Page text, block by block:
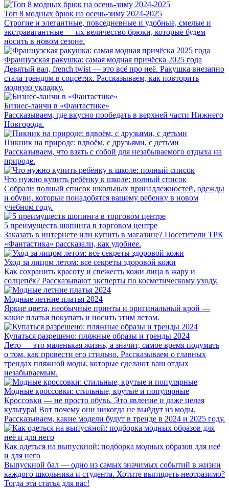
Топ 8 модных брюк на осень-зиму 2024-2025
Строгие и элегантные, повседневные и удобные, смелые и
экстравагантные — их величество брюки, которые будем
носить в новом сезоне.
Французская ракушка: самая модная причёска 2025 года
Девятый вал, french twist — это всё про неё. Ракушка внезапно
стала трендом в соцсетях. Рассказываем, как повторить
модную укладку.
Бизнес-ланчи в «Фантастике»
Рассказываем, где вкусно пообедать в верхней части Нижнего
Новгорода.
Пикник на природе: вдвоём, с друзьями, с детьми
Рассказываем, что взять с собой для незабываемого отдыха на
природе.
Что нужно купить ребёнку к школе: полный список
Собрали полный список школьных принадлежностей, одежды
и обуви, которые понадобятся вашему ребенку в новом
учебном году.
5 преимуществ шопинга в торговом центре
Заказать в интернете или купить в магазине? Посетители ТРК
«Фантастика»‎ рассказали, как удобнее.
Уход за лицом летом: все секреты здоровой кожи
Как сохранить красоту и свежесть кожи лица в жару и
солцепёк? Рассказывают эксперты по косметическому уходу.
Модные летние платья 2024
Яркие цвета, необычные принты и оригинальный крой —
какие платья покупать и носить этим летом.
Купаться разрешено: пляжные образы и тренды 2024
Лето — это маленькая жизнь, а значит, самое время подумать
о том, как провести его стильно. Рассказываем о главных
трендах пляжной моды, которые сделают ваш отдых
незабываемым.
Модные кроссовки: стильные, крутые и популярные
Кроссовки — не просто обувь. Это явление и даже целая
культура! Вот почему они никогда не выйдут из моды.
Рассказываем, какие модели будут в тренде в 2024 и 2025 году.
Как одеться на выпускной: подборка модных образов для неё
и для него
Выпускной бал — одно из самых значимых событий в жизни
каждого школьника и студента. Хотите выглядеть неотразимо?
Тогда эта статья для вас!